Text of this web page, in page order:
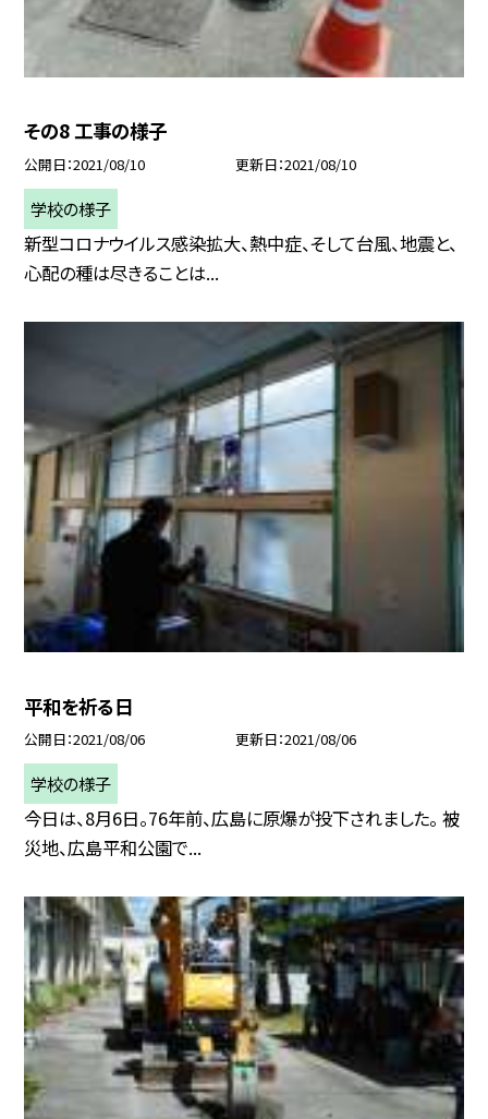
その8 工事の様子
公開日 2021/08/10 更新日 2021/08/10
学校の様子
新型コロナウイルス感染拡大、熱中症、そして台風、地震と、
心配の種は尽きることは...
平和を祈る日
公開日 2021/08/06 更新日 2021/08/06
学校の様子
今日は、8月6日。76年前、広島に原爆が投下されました。 被
災地、広島平和公園で...